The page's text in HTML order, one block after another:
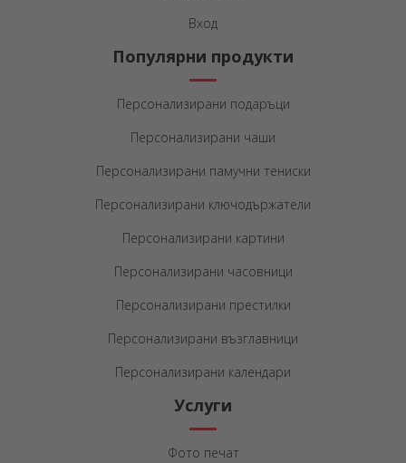
Вход
Популярни продукти
Персонализирани подаръци
Персонализирани чаши
Персонализирани памучни тениски
Персонализирани ключодържатели
Персонализирани картини
Персонализирани часовници
Персонализирани престилки
Персонализирани възглавници
Персонализирани календари
Услуги
Фото печат